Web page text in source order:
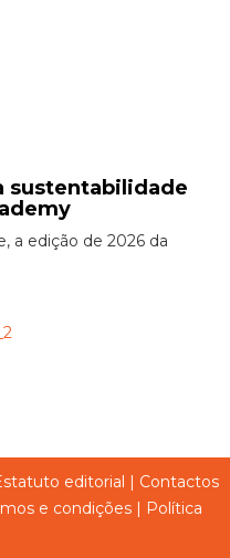
sustentabilidade
a edição de 2026 da
editorial | Contactos
e condições | Política